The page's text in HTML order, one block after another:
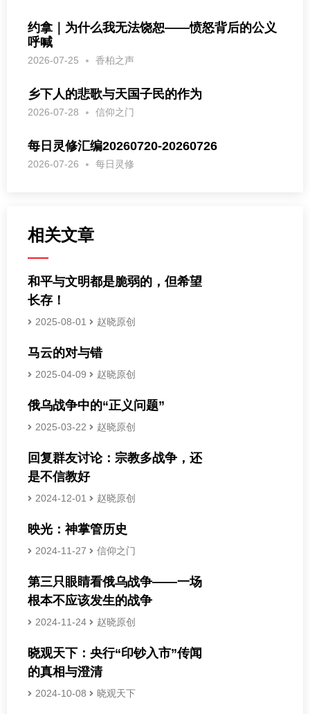
约拿｜为什么我无法饶恕——愤怒背后的公义
呼喊
2026-07-25 香柏之声
乡下人的悲歌与天国子民的作为
2026-07-28 信仰之门
每日灵修汇编20260720-20260726
2026-07-26 每日灵修
相关文章
和平与文明都是脆弱的，但希望
长存！
2025-08-01 赵晓原创
马云的对与错
2025-04-09 赵晓原创
俄乌战争中的“正义问题”
2025-03-22 赵晓原创
回复群友讨论：宗教多战争，还
是不信教好
2024-12-01 赵晓原创
映光：神掌管历史
2024-11-27 信仰之门
第三只眼睛看俄乌战争——一场
根本不应该发生的战争
2024-11-24 赵晓原创
晓观天下：央行“印钞入市”传闻
的真相与澄清
2024-10-08 晓观天下